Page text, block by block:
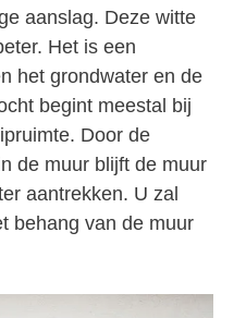
aanslag. Deze witte
Het is een
het grondwater en de
begint meestal bij
Door de
de muur blijft de muur
aantrekken. U zal
behang van de muur